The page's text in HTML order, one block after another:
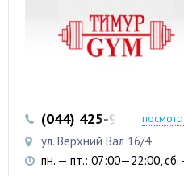
(044) 425-91-99
ул. Верхний Вал 16/4
пн. — пт.: 07:00—22:00,